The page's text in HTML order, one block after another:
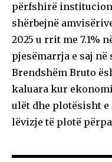
përfshirë
shërbejnë
2025 u rrit me 7.1%
pjesëmarrja e saj
Brendshëm Bruto
kaluara kur
ulët dhe plotësisht
lëvizje të plotë